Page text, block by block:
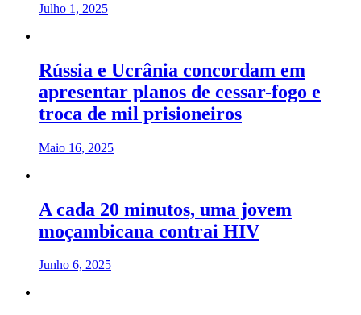
Julho 1, 2025
Rússia e Ucrânia concordam em
apresentar planos de cessar-fogo e
troca de mil prisioneiros
Maio 16, 2025
A cada 20 minutos, uma jovem
moçambicana contrai HIV
Junho 6, 2025